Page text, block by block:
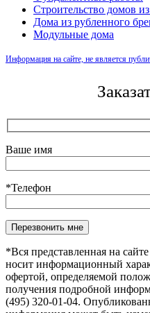
Строительство домов
Дома из рубленного
Модульные дома
Информация на сайте, не является
Ваше имя
*Телефон
*Вся представленная на
носит информационный
офертой, определяемой
получения подробной
(495) 320-01-04.